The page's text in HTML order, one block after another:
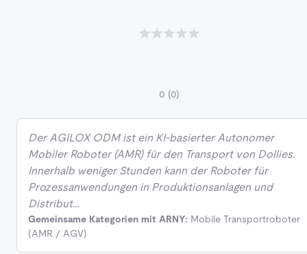
0 (0)
Der AGILOX ODM ist ein KI-basierter Autonomer
Mobiler Roboter (AMR) für den Transport von Dollies.
Innerhalb weniger Stunden kann der Roboter für
Prozessanwendungen in Produktionsanlagen und
Distribut…
Gemeinsame Kategorien mit ARNY: Mobile Transportroboter
(AMR / AGV)